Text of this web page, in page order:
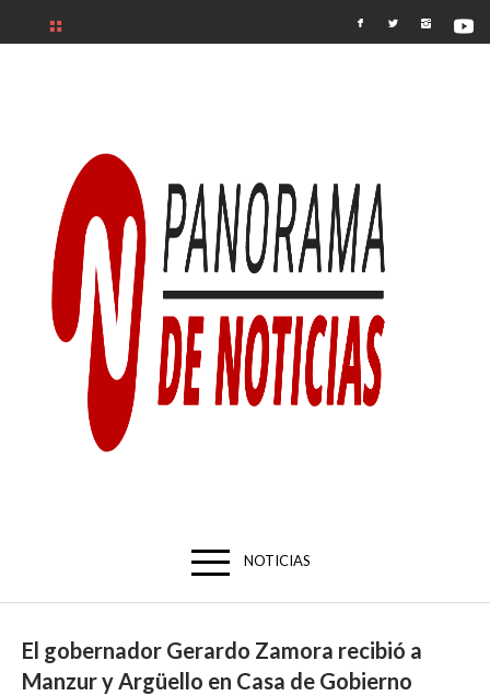
NOTICIAS
El gobernador Gerardo Zamora recibió a
Manzur y Argüello en Casa de Gobierno